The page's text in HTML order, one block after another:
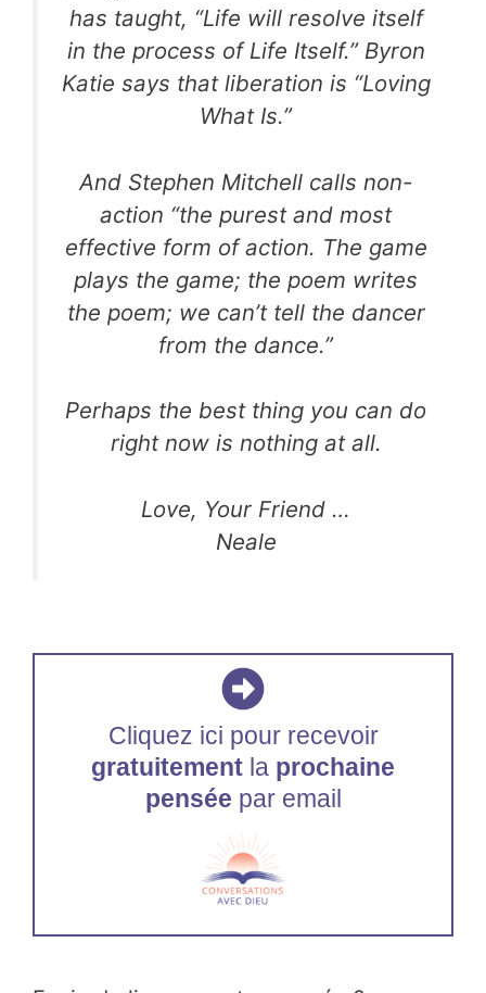
has taught, “Life will resolve itself
in the process of Life Itself.” Byron
Katie says that liberation is “Loving
What Is.”
And Stephen Mitchell calls non-
action “the purest and most
effective form of action. The game
plays the game; the poem writes
the poem; we can’t tell the dancer
from the dance.”
Perhaps the best thing you can do
right now is nothing at all.
Love, Your Friend …
Neale
Cliquez ici pour recevoir
gratuitement la prochaine
pensée par email